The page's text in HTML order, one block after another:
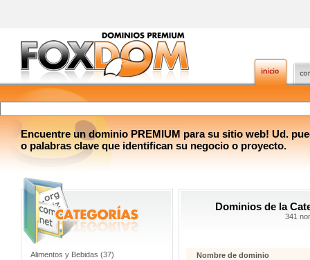
Encuentre un dominio PREMIUM para su sitio web! Ud.
o palabras clave que identifican su negocio o proyecto.
Alimentos y Bebidas (37)
Dominios de la
341
Nombre de dominio